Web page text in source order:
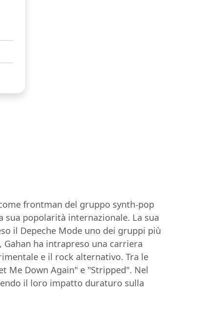
frontman del gruppo synth-pop
sua popolarità internazionale. La sua
il Depeche Mode uno dei gruppi più
ha intrapreso una carriera
e il rock alternativo. Tra le
Me Down Again" e "Stripped". Nel
il loro impatto duraturo sulla